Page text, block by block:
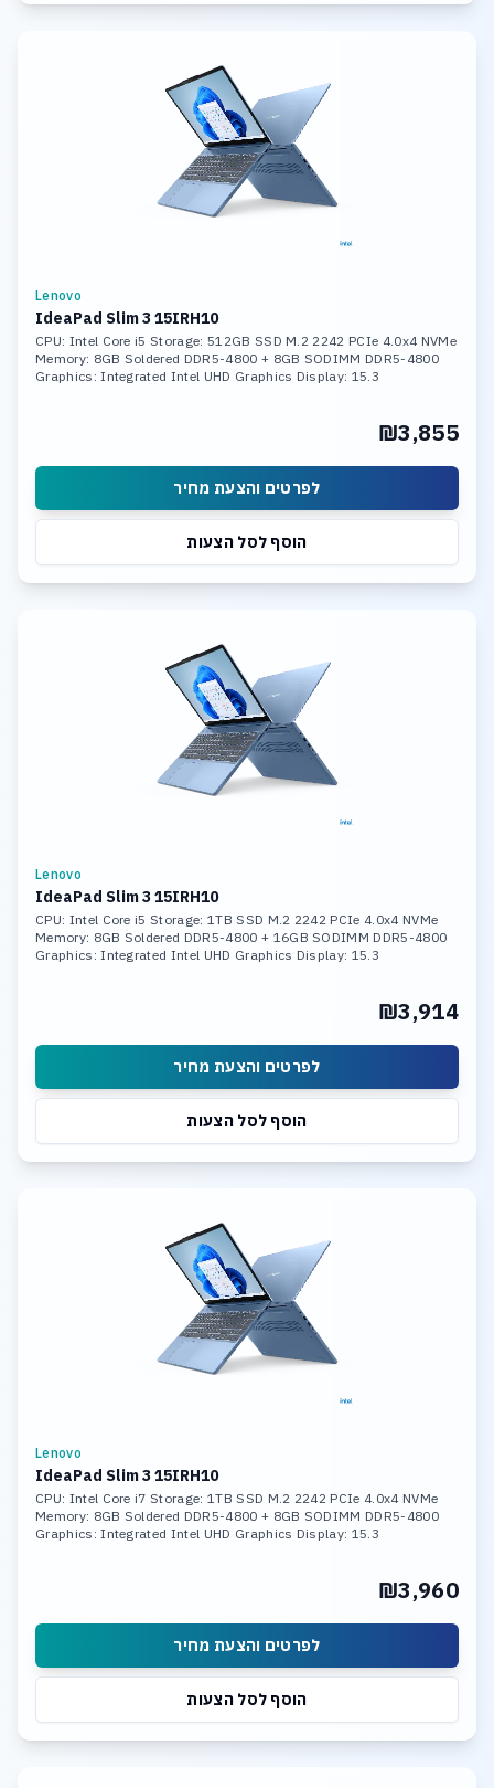
Lenovo
IdeaPad Slim 3 15IRH10
CPU: Intel Core i5 Storage: 512GB SSD M.2 2242 PCIe 4.0x4 NVMe
Memory: 8GB Soldered DDR5-4800 + 8GB SODIMM DDR5-4800
Graphics: Integrated Intel UHD Graphics Display: 15.3
₪3,855
לפרטים והצעת מחיר
הוסף לסל הצעות
Lenovo
IdeaPad Slim 3 15IRH10
CPU: Intel Core i5 Storage: 1TB SSD M.2 2242 PCIe 4.0x4 NVMe
Memory: 8GB Soldered DDR5-4800 + 16GB SODIMM DDR5-4800
Graphics: Integrated Intel UHD Graphics Display: 15.3
₪3,914
לפרטים והצעת מחיר
הוסף לסל הצעות
Lenovo
IdeaPad Slim 3 15IRH10
CPU: Intel Core i7 Storage: 1TB SSD M.2 2242 PCIe 4.0x4 NVMe
Memory: 8GB Soldered DDR5-4800 + 8GB SODIMM DDR5-4800
Graphics: Integrated Intel UHD Graphics Display: 15.3
₪3,960
לפרטים והצעת מחיר
הוסף לסל הצעות